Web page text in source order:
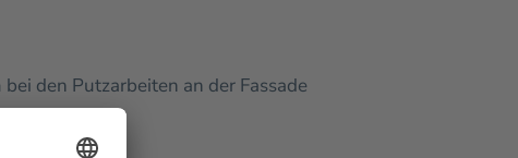
den Putzarbeiten an der Fassade